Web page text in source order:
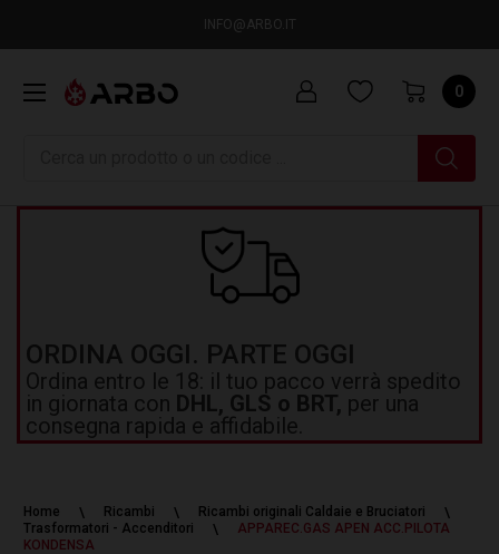
INFO@ARBO.IT
0
ORDINA OGGI. PARTE OGGI
Ordina entro le 18: il tuo pacco verrà spedito
in giornata con DHL, GLS o BRT, per una
consegna rapida e affidabile.
Home Ricambi
Ricambi originali Caldaie e Bruciatori
Trasformatori - Accenditori
APPAREC.GAS APEN ACC.PILOTA
KONDENSA